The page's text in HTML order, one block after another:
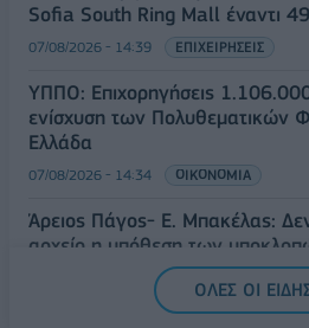
Sofia South Ring Mall έναντι
07/08/2026 - 14:39 ΕΠΙΧΕΙΡΗΣΕΙΣ
ΥΠΠΟ: Επιχορηγήσεις
ενίσχυση των Πολυθεματικών
Ελλάδα
07/08/2026 - 14:34 ΟΙΚΟΝΟΜΙΑ
Άρειος Πάγος- Ε. Μπακέλας:
αρχείο η υπόθεση των
ΟΛΕΣ ΟΙ